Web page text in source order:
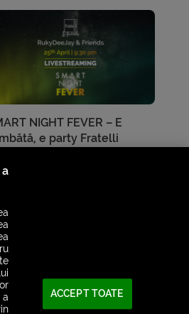
NIGHT FEVER – E
e party Fratelli
NIGHT FEVER
ACCEPT TOATE